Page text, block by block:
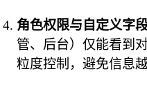
角色权限与自定义字段
管、后台）仅能看到
粒度控制，避免信息越